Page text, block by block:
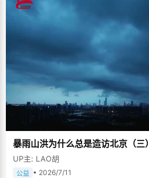
暴雨山洪为什么总是造访北京（三）
UP主: LAO胡
公益 • 2026/7/11